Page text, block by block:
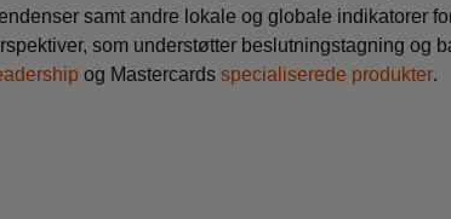
samt andre lokale og globale indikatorer
som understøtter beslutningstagning og
og Mastercards specialiserede produkter.